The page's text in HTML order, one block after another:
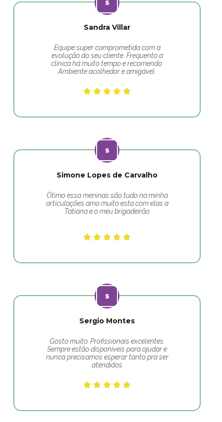
Sandra Villar
Equipe super comprometida com a
evolução do seu cliente. Frequento a
clínica há muito tempo e recomendo.
Ambiente acolhedor e amigável.
Simone Lopes de Carvalho
Ótimo essa meninas são tudo na minha
articulações amo muito esta com elas a
Tatiana e o meu brigadeirão
Sergio Montes
Gosto muito. Profissionais excelentes.
Sempre estão disponíveis para ajudar e
nunca precisamos esperar tanto pra ser
atendidos